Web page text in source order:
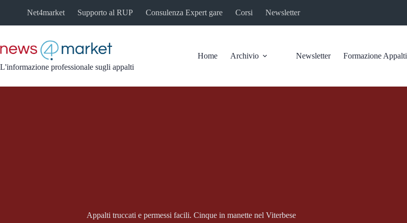
Net4market Supporto al RUP Consulenza Expert gare Corsi Newsletter
L'informazione professionale sugli appalti
Home Archivio Newsletter Formazione Appalti
Appalti truccati e permessi facili. Cinque in manette nel Viterbese